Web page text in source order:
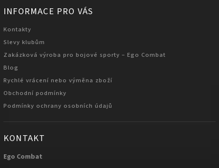
INFORMACE PRO VÁS
Kontakty
Slevy klubům
Zakázková výroba pro bojové sporty – Ego Combat
Blog
Rychlé vrácení nebo výměna zboží
Obchodní podmínky
Podmínky ochrany osobních údajů
KONTAKT
Ego Combat